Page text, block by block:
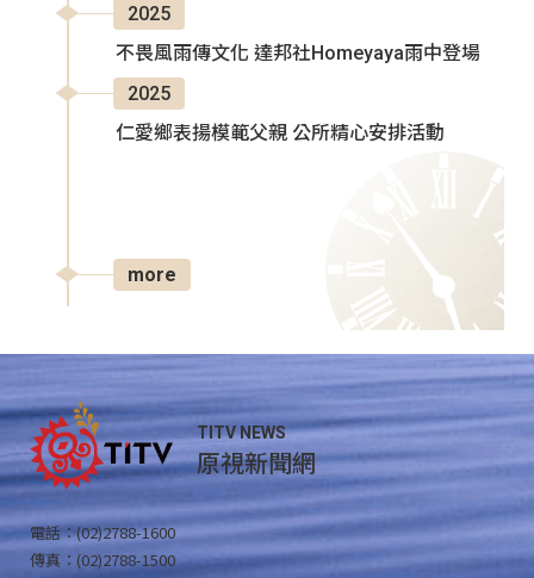
2025
不畏風雨傳文化 達邦社Homeyaya雨中登場
2025
仁愛鄉表揚模範父親 公所精心安排活動
more
TITV NEWS
原視新聞網
電話：(02)2788-1600
傳真：(02)2788-1500